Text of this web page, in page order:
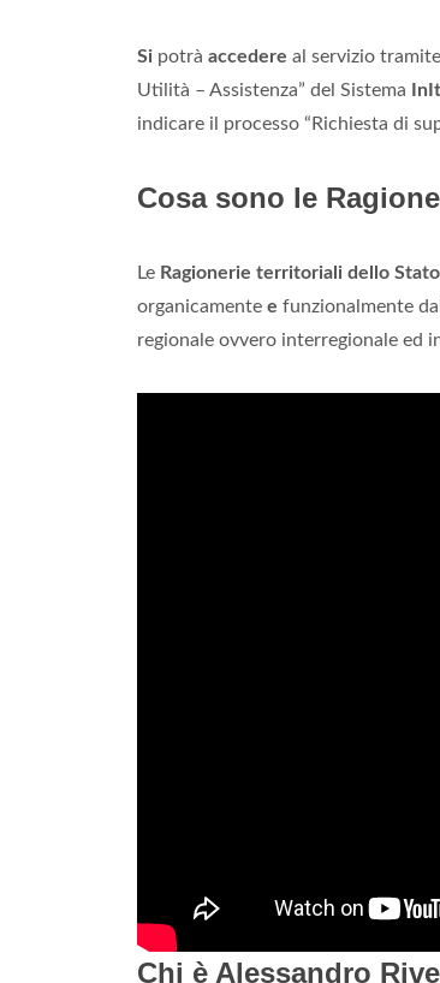
Si potrà accedere al servizio
Utilità – Assistenza” del Sistema
InIt
indicare il processo “Richiesta di
Cosa sono le
Le Ragionerie territoriali dello
organicamente e funzionalmente
regionale ovvero interregionale ed
Chi è Alessandro